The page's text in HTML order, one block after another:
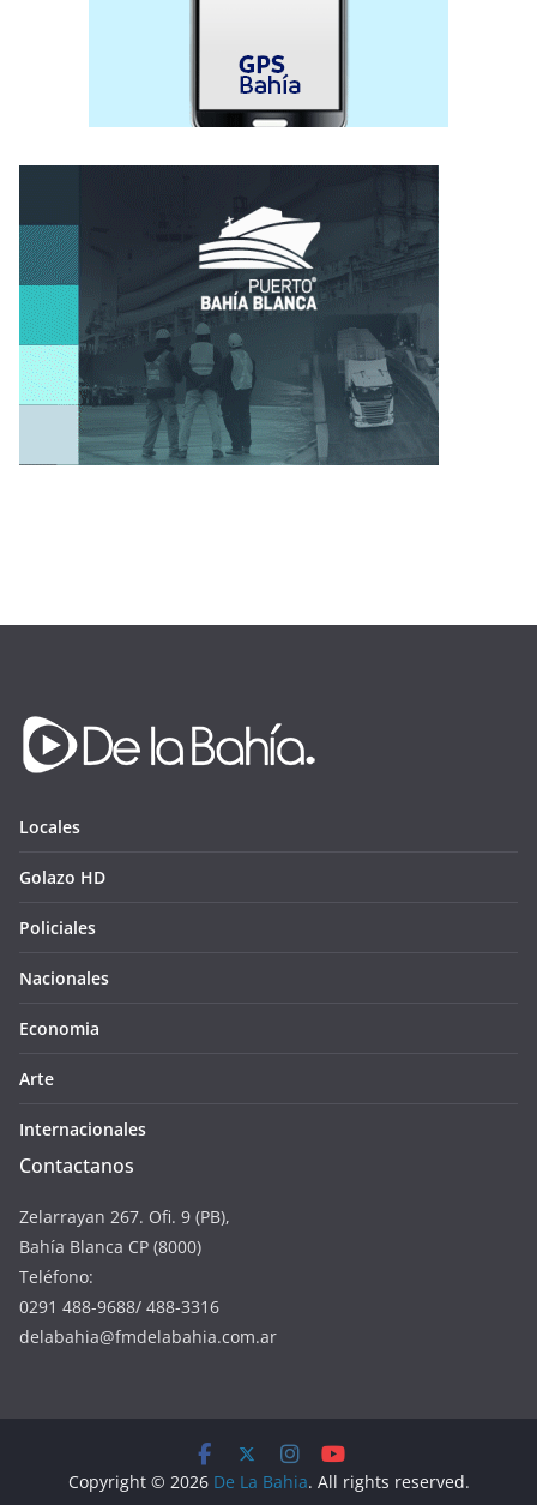
Locales
Golazo HD
Policiales
Nacionales
Economia
Arte
Internacionales
Contactanos
Zelarrayan 267. Ofi. 9 (PB),
Bahía Blanca CP (8000)
Teléfono:
0291 488-9688/ 488-3316
delabahia@fmdelabahia.com.ar
Copyright © 2026 De La Bahia. All rights reserved.